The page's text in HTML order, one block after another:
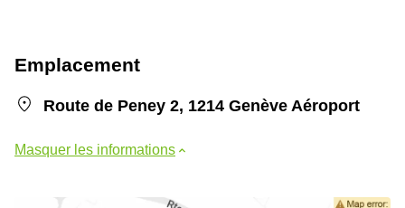
Emplacement
Route de Peney 2, 1214 Genève Aéroport
Masquer les informations